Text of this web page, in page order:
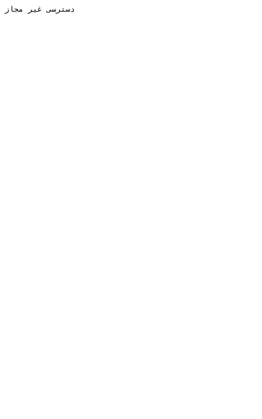
دسترسی غیر مجاز